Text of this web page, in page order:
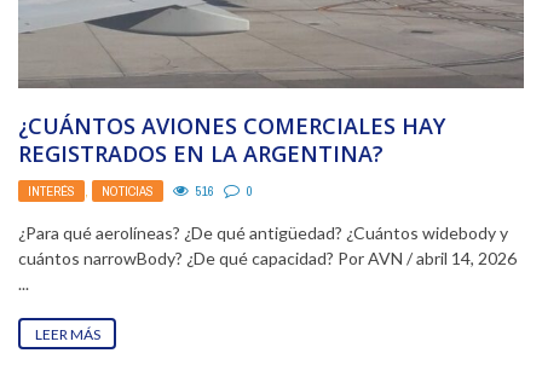
¿CUÁNTOS AVIONES COMERCIALES HAY
REGISTRADOS EN LA ARGENTINA?
INTERÉS NOTICIAS 516 0
¿Para qué aerolíneas? ¿De qué antigüedad? ¿Cuántos widebody y
cuántos narrowBody? ¿De qué capacidad? Por AVN / abril 14, 2026
...
LEER MÁS